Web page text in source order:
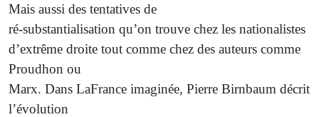
Mais aussi des tentatives de
ré-substantialisation qu’on trouve chez les nationalistes
d’extrême droite tout comme chez des auteurs comme
Proudhon ou
Marx. Dans LaFrance imaginée, Pierre Birnbaum décrit
l’évolution